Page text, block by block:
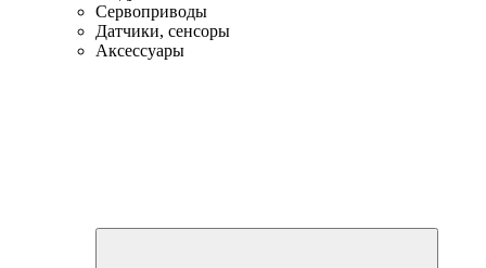
Сервоприводы
Датчики, сенсоры
Аксессуары